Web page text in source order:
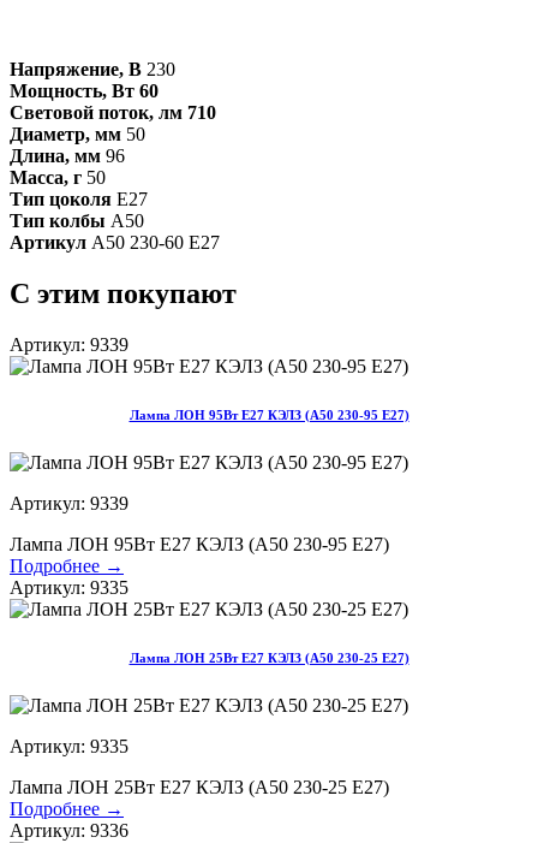
Напряжение, В 230
Мощность, Вт 60
Световой поток, лм 710
Диаметр, мм 50
Длина, мм 96
Масса, г 50
Тип цоколя Е27
Тип колбы А50
Артикул А50 230-60 Е27
С этим покупают
Артикул: 9339
Лампа ЛОН 95Вт E27 КЭЛЗ (А50 230-95 Е27)
Артикул: 9339
Лампа ЛОН 95Вт E27 КЭЛЗ (А50 230-95 Е27)
Подробнее →
Артикул: 9335
Лампа ЛОН 25Вт E27 КЭЛЗ (А50 230-25 Е27)
Артикул: 9335
Лампа ЛОН 25Вт E27 КЭЛЗ (А50 230-25 Е27)
Подробнее →
Артикул: 9336